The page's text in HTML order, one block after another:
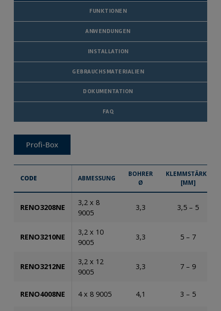
FUNKTIONEN
ANWENDUNGEN
INSTALLATION
GEBRAUCHSMATERIALIEN
DOKUMENTATION
FAQ
Profi-Box
CODE ABMESSUNG
BOHRER
Ø
KLEMMSTÄRKE
[MM]
RENO3208NE
3,2 x 8
9005
3,3 3,5 – 5
RENO3210NE
3,2 x 10
9005
3,3 5 – 7
RENO3212NE
3,2 x 12
9005
3,3 7 – 9
RENO4008NE 4 x 8 9005 4,1 3 – 5